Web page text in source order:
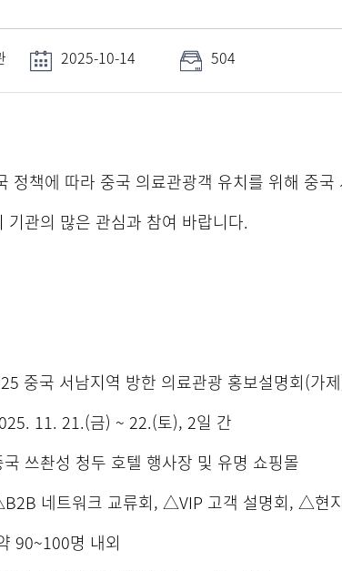
2025-10-14 504
정책에 따라 중국 의료관광객 유치를 위해 중
기관의 많은 관심과 참여 바랍니다.
중국 서남지역 방한 의료관광 홍보설명회(가
11. 21.(금) ~ 22.(토), 2일 간
쓰촨성 청두 호텔 행사장 및 유명 쇼핑몰
네트워크 교류회, △VIP 고객 설명회, △현
90~100명 내외